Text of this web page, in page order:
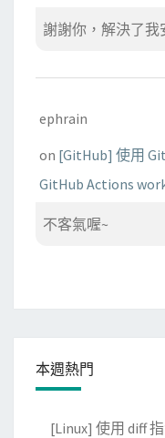
謝謝你，解決了我
ephrain
on [GitHub] 使用
GitHub Actions
不客氣喔~
本週熱門
[Linux] 使用 diff